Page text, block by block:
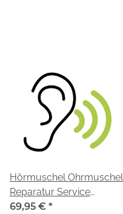
Hörmuschel Ohrmuschel
Reparatur Service
passend für iPhone 7 Plus
69,95 € *